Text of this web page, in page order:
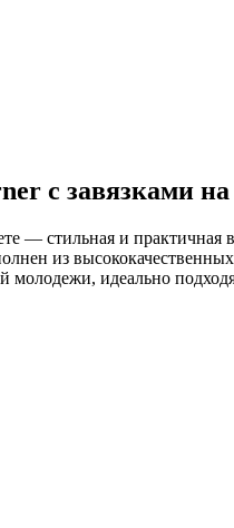
с завязками
— стильная и практичная
из
идеально